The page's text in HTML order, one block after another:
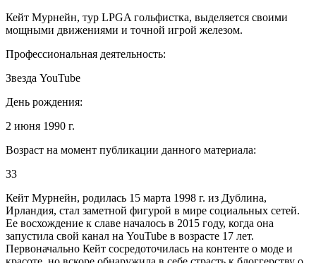
Кейт Мурнейн, тур LPGA гольфистка, выделяется своими
мощными движениями и точной игрой железом.
Профессиональная деятельность:
Звезда YouTube
День рождения:
2 июня 1990 г.
Возраст на момент публикации данного материала:
33
Кейт Мурнейн, родилась 15 марта 1998 г. из Дублина,
Ирландия, стал заметной фигурой в мире социальных сетей.
Ее восхождение к славе началось в 2015 году, когда она
запустила свой канал на YouTube в возрасте 17 лет.
Первоначально Кейт сосредоточилась на контенте о моде и